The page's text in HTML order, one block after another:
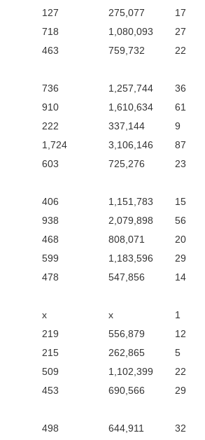
127 275,077
17
718 1,080,093
27
463 759,732 22
736 1,257,744
36
910 1,610,634
61
222 337,144
9
1,724 3,106,146
87
603 725,276 23
406 1,151,783
15
938 2,079,898
56
468 808,071
20
599 1,183,596
29
478 547,856 14
x x
1
219 556,879
12
215 262,865
5
509 1,102,399
22
453 690,566 29
498 644,911
32